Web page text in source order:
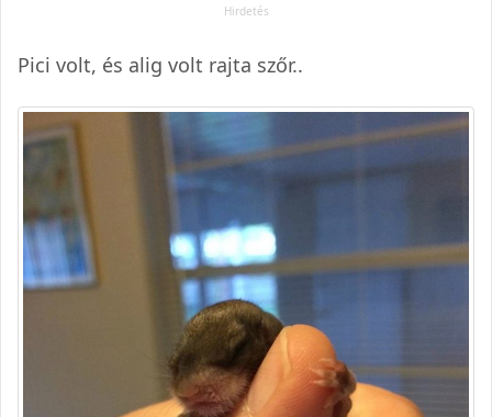
Pici volt, és alig volt rajta szőr..